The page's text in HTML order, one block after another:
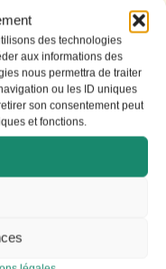
des technologies
aux informations des
nous permettra de traiter
ou les ID uniques
son consentement peut
et fonctions.